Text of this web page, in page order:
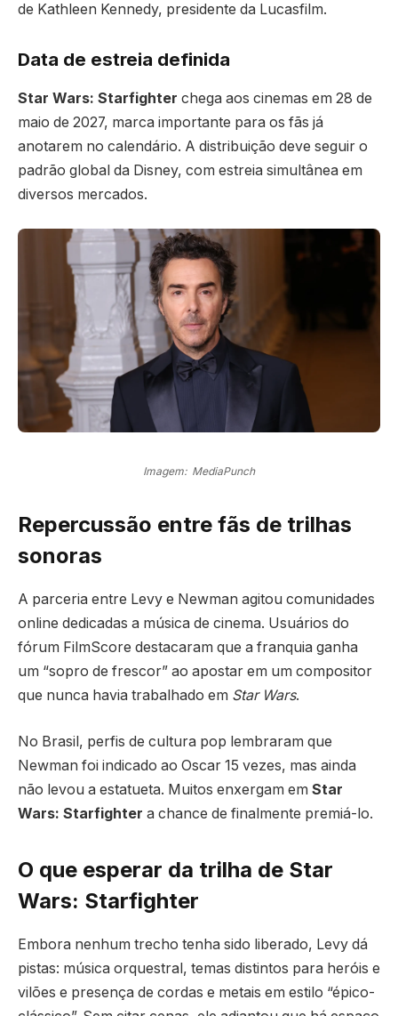
de Kathleen Kennedy, presidente da Lucasfilm.
Data de estreia definida
Star Wars: Starfighter chega aos cinemas em 28 de
maio de 2027, marca importante para os fãs já
anotarem no calendário. A distribuição deve seguir o
padrão global da Disney, com estreia simultânea em
diversos mercados.
Imagem: MediaPunch
Repercussão entre fãs de trilhas
sonoras
A parceria entre Levy e Newman agitou comunidades
online dedicadas a música de cinema. Usuários do
fórum FilmScore destacaram que a franquia ganha
um “sopro de frescor” ao apostar em um compositor
que nunca havia trabalhado em Star Wars.
No Brasil, perfis de cultura pop lembraram que
Newman foi indicado ao Oscar 15 vezes, mas ainda
não levou a estatueta. Muitos enxergam em Star
Wars: Starfighter a chance de finalmente premiá-lo.
O que esperar da trilha de Star
Wars: Starfighter
Embora nenhum trecho tenha sido liberado, Levy dá
pistas: música orquestral, temas distintos para heróis e
vilões e presença de cordas e metais em estilo “épico-